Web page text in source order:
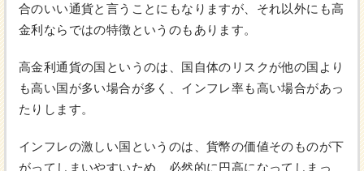
合のいい通貨と言うことにもなりますが、それ以外にも高
金利ならではの特徴というのもあります。
高金利通貨の国というのは、国自体のリスクが他の国より
も高い国が多い場合が多く、インフレ率も高い場合があっ
たりします。
インフレの激しい国というのは、貨幣の価値そのものが下
がってしまいやすいため、必然的に円高になってしまっ